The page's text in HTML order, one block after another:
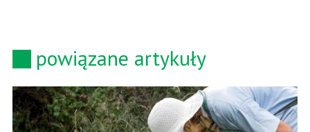
powiązane artykuły